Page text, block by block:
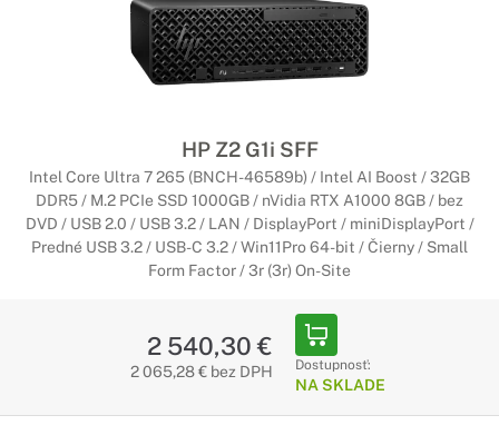
HP Z2 G1i SFF
Intel Core Ultra 7 265 (BNCH-46589b) / Intel AI Boost / 32GB
DDR5 / M.2 PCIe SSD 1000GB / nVidia RTX A1000 8GB / bez
DVD / USB 2.0 / USB 3.2 / LAN / DisplayPort / miniDisplayPort /
Predné USB 3.2 / USB-C 3.2 / Win11Pro 64-bit / Čierny / Small
Form Factor / 3r (3r) On-Site
2 540,30 €
2 065,28 € bez DPH Dostupnosť:
NA SKLADE